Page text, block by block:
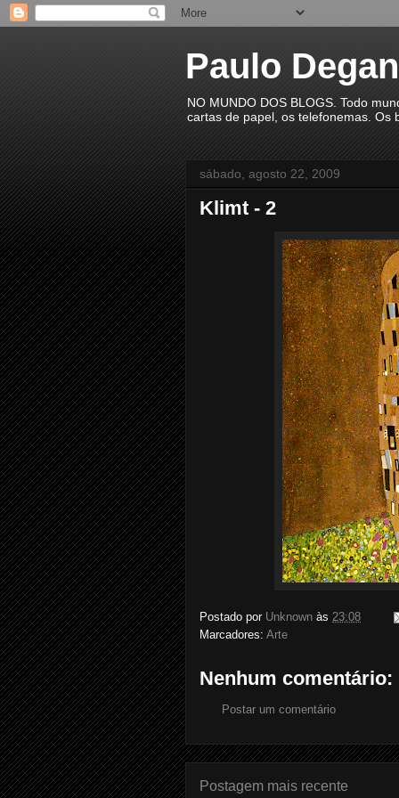
Paulo
NO MUNDO DOS BLOGS. Todo
cartas de papel, os telefonemas. Os
sábado, agosto 22, 2009
Klimt - 2
Postado por Unknown às 23:08
Marcadores: Arte
Nenhum comentário:
Postar um comentário
Postagem mais recente